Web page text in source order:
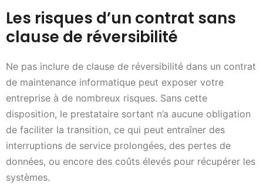
Les risques d’un contrat sans
clause de réversibilité
Ne pas inclure de clause de réversibilité dans un contrat
de maintenance informatique peut exposer votre
entreprise à de nombreux risques. Sans cette
disposition, le prestataire sortant n’a aucune obligation
de faciliter la transition, ce qui peut entraîner des
interruptions de service prolongées, des pertes de
données, ou encore des coûts élevés pour récupérer les
systèmes.